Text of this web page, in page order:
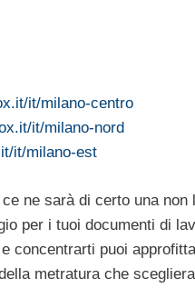
it/milano-centro
it/milano-nord
it/milano-est
ne sarà di certo una
per i tuoi documenti di
concentrarti puoi
metratura che